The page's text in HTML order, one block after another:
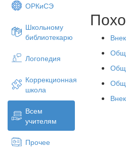
ОРКиСЭ
Школьному
библиотекарю
Логопедия
Коррекционная
школа
Всем
учителям
Прочее